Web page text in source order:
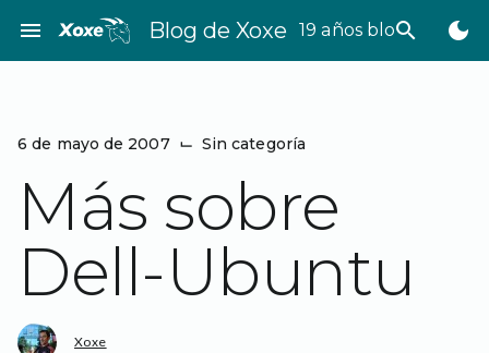
contenido
menu Blog de Xoxe 19 años bloggeando
search dark_mode
6 de mayo de 2007 ⌙ Sin categoría
Más sobre
Dell-Ubuntu
Xoxe